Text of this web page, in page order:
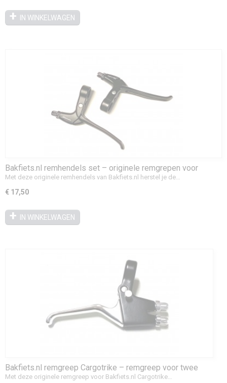
IN WINKELWAGEN
Bakfiets.nl remhendels set – originele remgrepen voor
rollerbrakes
Met deze originele remhendels van Bakfiets.nl herstel je de…
€ 17,50
IN WINKELWAGEN
Bakfiets.nl remgreep Cargotrike – remgreep voor twee
remkabels met parkeerrem
Met deze originele remgreep voor Bakfiets.nl Cargotrike…